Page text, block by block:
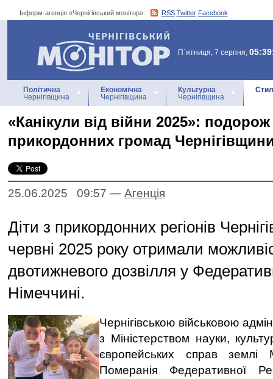
Інформ-агенція «Чернігівський монітор»: RSS Twitter Facebook
Інформ-агенція
«Чернігівський монітор»
П`ятниця, 7 серпня,
Політична
Чернігівщина
Економічна
Чернігівщина
Культурна
Чернігівщина
«Канікули від війни 2025»: подорож
прикордонних громад
25.06.2025 09:57 — Агенцiя
Діти з прикордонних регіонів
червні 2025 року отримали
двотижневого дозвілля у
Німеччині.
Чернігівською військовою
з Міністерством науки,
європейських справ землі
Померанія Федеративної